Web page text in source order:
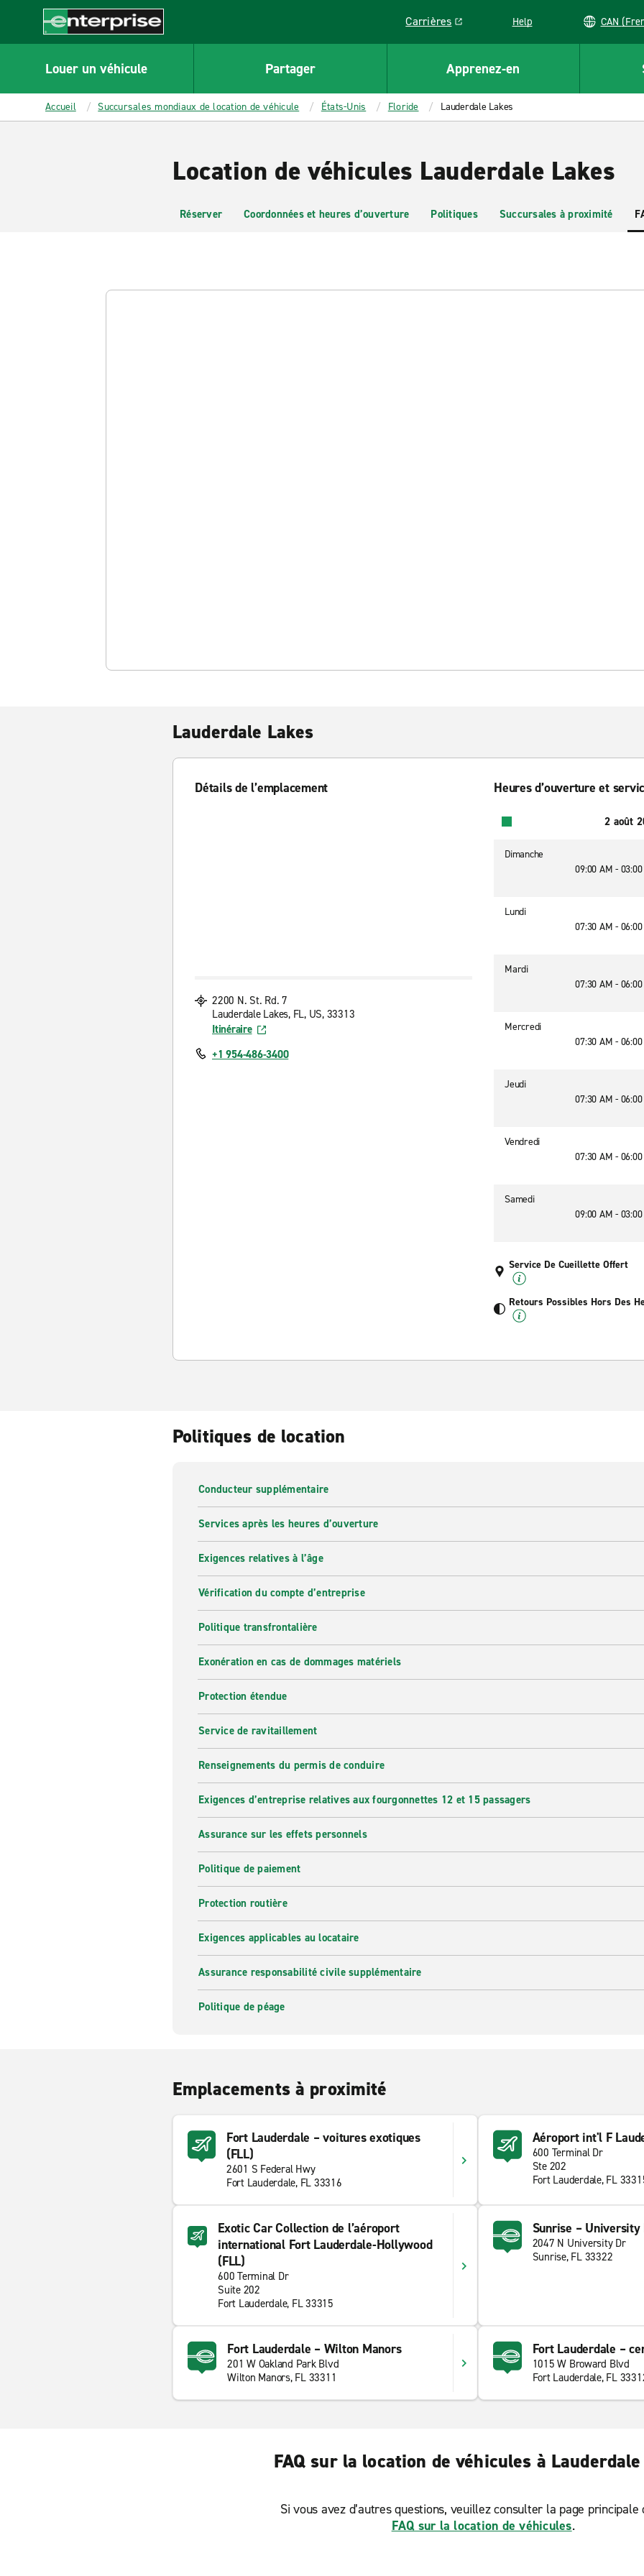
CONTENT
Enterprise
Carrières
Link opens in a new window
Help CAN
Louer un véhicule Partager Apprenez-en
Accueil Succursales mondiaux de location de véhicule États-Unis Floride Lauderdale Lakes
Location de véhicules Lauderdale Lakes
Réserver Coordonnées et heures d’ouverture Politiques Succursales à proximité
Lauderdale Lakes
Détails de l’emplacement
2200 N. St. Rd. 7
Lauderdale Lakes, FL, US, 33313
Itinéraire
+1 954-486-3400
Heures d’ouverture et
2 août
Dimanche
09:00 AM -
Lundi
07:30 AM -
Mardi
07:30 AM -
Mercredi
07:30 AM -
Jeudi
07:30 AM -
Vendredi
07:30 AM -
Samedi
09:00 AM -
Service De Cueillette Offert
Retours Possibles Hors Des
Politiques de location
Conducteur supplémentaire
Services après les heures d’ouverture
Exigences relatives à l’âge
Vérification du compte d’entreprise
Politique transfrontalière
Exonération en cas de dommages matériels
Protection étendue
Service de ravitaillement
Renseignements du permis de conduire
Exigences d’entreprise relatives aux fourgonnettes 12 et 15 passagers
Assurance sur les effets personnels
Politique de paiement
Protection routière
Exigences applicables au locataire
Assurance responsabilité civile supplémentaire
Politique de péage
Emplacements à proximité
Fort Lauderdale – voitures exotiques
(FLL)
2601 S Federal Hwy
Fort Lauderdale, FL 33316
Aéroport int'l F
600 Terminal Dr
Ste 202
Fort Lauderdale, FL
Exotic Car Collection de l’aéroport
international Fort Lauderdale-Hollywood
(FLL)
600 Terminal Dr
Suite 202
Fort Lauderdale, FL 33315
Sunrise – University
2047 N University Dr
Sunrise, FL 33322
Fort Lauderdale – Wilton Manors
201 W Oakland Park Blvd
Wilton Manors, FL 33311
Fort Lauderdale –
1015 W Broward Blvd
Fort Lauderdale, FL
FAQ sur la location de véhicules à
Si vous avez d’autres questions, veuillez consulter la page principale
FAQ sur la location de véhicules.